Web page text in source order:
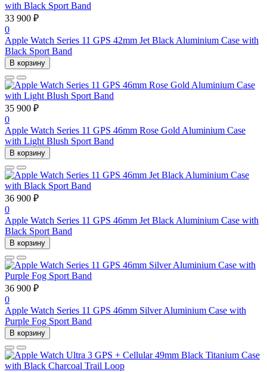
33 900 ₽
0
Apple Watch Series 11 GPS 42mm Jet Black Aluminium Case with
Black Sport Band
В корзину
35 900 ₽
0
Apple Watch Series 11 GPS 46mm Rose Gold Aluminium Case
with Light Blush Sport Band
В корзину
36 900 ₽
0
Apple Watch Series 11 GPS 46mm Jet Black Aluminium Case with
Black Sport Band
В корзину
36 900 ₽
0
Apple Watch Series 11 GPS 46mm Silver Aluminium Case with
Purple Fog Sport Band
В корзину